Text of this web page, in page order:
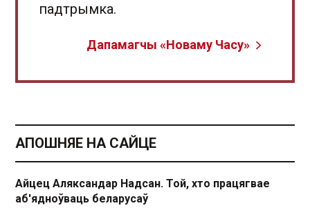
падтрымка.
Дапамагчы «Новаму Часу»
АПОШНЯЕ НА САЙЦЕ
Айцец Аляксандар Надсан. Той, хто працягвае
аб'ядноўваць беларусаў